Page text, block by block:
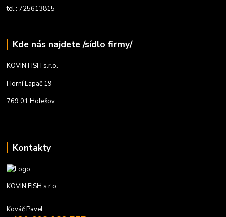
tel.: 725613815
Kde nás najdete /sídlo firmy/
KOVIN FISH s.r.o.
Horní Lapač 19
769 01 Holešov
Kontakty
KOVIN FISH s.r.o.
Kováč Pavel